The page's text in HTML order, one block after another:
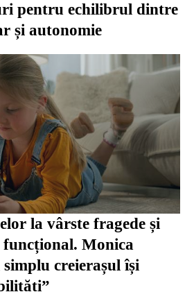
pentru echilibrul dintre
și autonomie
la vârste fragede și
Monica
creierașul își